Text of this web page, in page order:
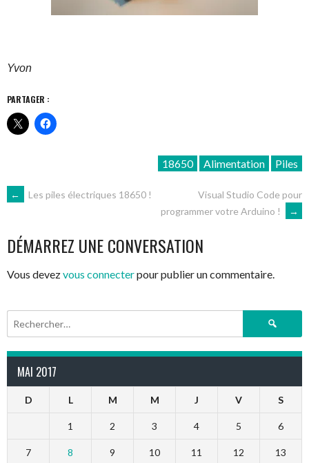
Yvon
PARTAGER :
18650 Alimentation Piles
NAVIGATION
DES
ARTICLES
← Les piles électriques 18650 !
Visual Studio Code pour
programmer votre Arduino !
→
DÉMARREZ UNE CONVERSATION
Vous devezvous connecterpour publier un commentaire.
Rechercher :
MAI 2017
D L M M J V S
1 2 3 4 5 6
7 8 9 10 11 12 13